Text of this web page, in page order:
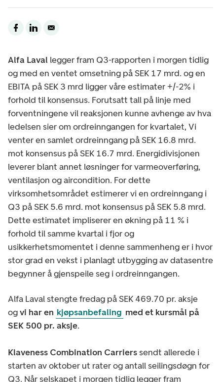
Alfa Laval legger fram Q3-rapporten i morgen tidlig
og med en ventet omsetning på SEK 17 mrd. og en
EBITA på SEK 3 mrd ligger våre estimater +/-2% i
forhold til konsensus. Forutsatt tall på linje med
forventningene vil reaksjonen kunne avhenge av hva
ledelsen sier om ordreinngangen for kvartalet, Vi
venter en samlet ordreinngang på SEK 16.8 mrd.
mot konsensus på SEK 16.7 mrd. Energidivisjonen
leverer blant annet løsninger for varmeoverføring,
ventilasjon og aircondition. For dette
virksomhetsområdet estimerer vi en ordreinngang i
Q3 på SEK 5.6 mrd. mot konsensus på SEK 5.8 mrd.
Dette estimatet impliserer en økning på 11 % i
forhold til samme kvartal i fjor og
usikkerhetsmomentet i denne sammenheng er i hvor
stor grad en vekst i planlagt utbygging av datasentre
begynner å gjenspeile seg i ordreinngangen.
Alfa Laval stengte fredag på SEK 469.70 pr. aksje
ogvi har en kjøpsanbefaling med et kursmål på
SEK 500 pr. aksje.
Klaveness Combination Carrierssendt allerede i
starten av oktober ut rater og antall seilingsdøgn for
Q3. Når selskapet i morgen tidlig legger fram